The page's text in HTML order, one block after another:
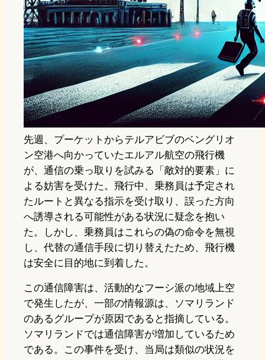
先週、プーケットからテルアビブのベングリオ
ン空港へ向かっていたエルアル航空の飛行機
が、通信の乗っ取りを試みる「敵対的要素」に
よる妨害を受けた。飛行中、乗務員は予定され
たルートと異なる指示を受け取り、誤った方向
へ誘導される可能性がある状況に疑念を抱い
た。しかし、乗務員はこれらの偽の命令を無視
し、代替の通信手段に切り替えたため、飛行機
は安全に目的地に到着した。
この通信障害は、活動的なフーシ派の地域上空
で発生したが、一部の情報源は、ソマリランド
のあるグループが原因であると指摘している。
ソマリランドでは通信障害が増加しているため
である。この事件を受け、当局は類似の状況を